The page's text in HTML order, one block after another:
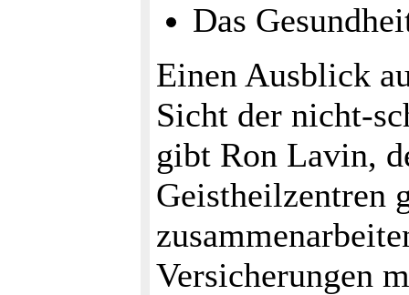
Das
Einen Ausblick
Sicht der nicht-
gibt Ron Lavin,
Geistheilzentren
Versicherungen